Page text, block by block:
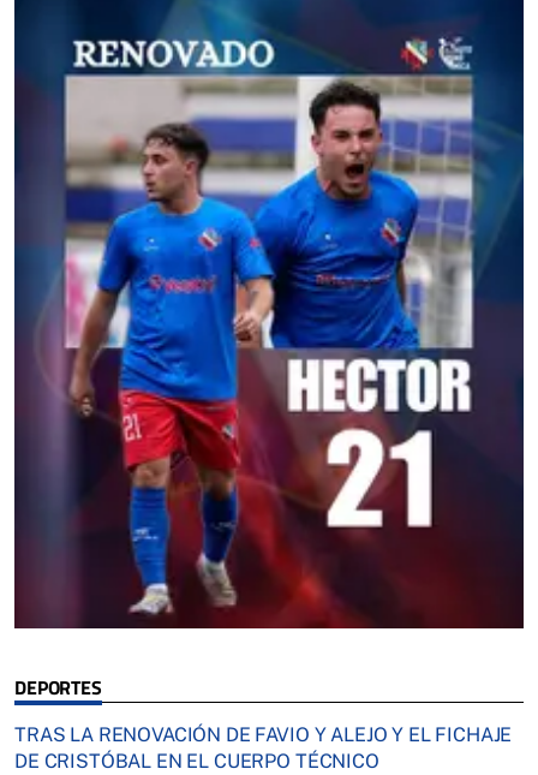
DEPORTES
TRAS LA RENOVACIÓN DE FAVIO Y ALEJO Y EL FICHAJE
DE CRISTÓBAL EN EL CUERPO TÉCNICO